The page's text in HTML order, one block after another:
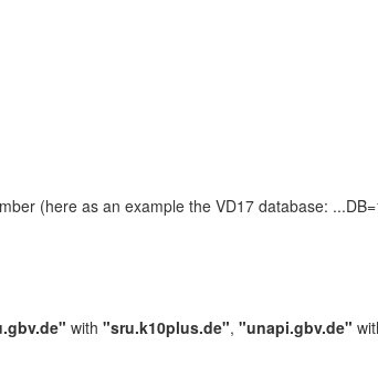
(here as an example the VD17 database:
with "sru.k10plus.de", "unapi.gbv.de"